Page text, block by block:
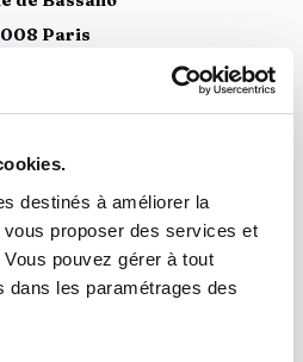
destinés à améliorer la
proposer des services et
pouvez gérer à tout
dans les paramétrages des
Paris
Accueil